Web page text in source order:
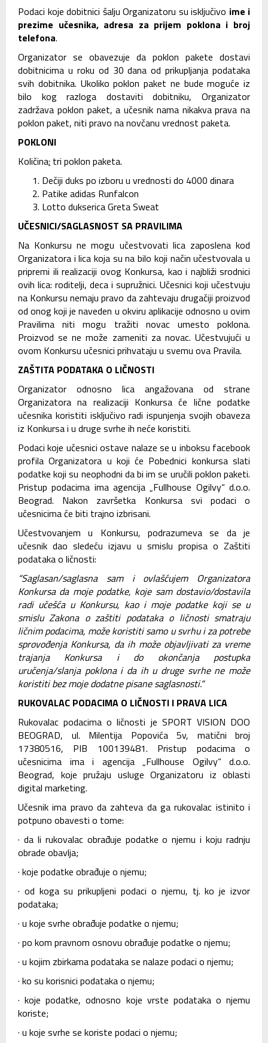
Podaci koje dobitnici šalju Organizatoru su isključivo ime i
prezime učesnika, adresa za prijem poklona i broj
telefona.
Organizator se obavezuje da poklon pakete dostavi
dobitnicima u roku od 30 dana od prikupljanja podataka
svih dobitnika. Ukoliko poklon paket ne bude moguće iz
bilo kog razloga dostaviti dobitniku, Organizator
zadržava poklon paket, a učesnik nama nikakva prava na
poklon paket, niti pravo na novčanu vrednost paketa.
POKLONI
Količina: tri poklon paketa.
Dečiji duks po izboru u vrednosti do 4000 dinara
Patike adidas Runfalcon
Lotto dukserica Greta Sweat
UČESNICI/SAGLASNOST SA PRAVILIMA
Na Konkursu ne mogu učestvovati lica zaposlena kod
Organizatora i lica koja su na bilo koji način učestvovala u
pripremi ili realizaciji ovog Konkursa, kao i najbliži srodnici
ovih lica: roditelji, deca i supružnici. Učesnici koji učestvuju
na Konkursu nemaju pravo da zahtevaju drugačiji proizvod
od onog koji je naveden u okviru aplikacije odnosno u ovim
Pravilima niti mogu tražiti novac umesto poklona.
Proizvod se ne može zameniti za novac. Učestvujući u
ovom Konkursu učesnici prihvataju u svemu ova Pravila.
ZAŠTITA PODATAKA O LIČNOSTI
Organizator odnosno lica angažovana od strane
Organizatora na realizaciji Konkursa će lične podatke
učesnika koristiti isključivo radi ispunjenja svojih obaveza
iz Konkursa i u druge svrhe ih neće koristiti.
Podaci koje učesnici ostave nalaze se u inboksu facebook
profila Organizatora u koji će Pobednici konkursa slati
podatke koji su neophodni da bi im se uručili poklon paketi.
Pristup podacima ima agencija „Fullhouse Ogilvy“ d.o.o.
Beograd. Nakon završetka Konkursa svi podaci o
učesnicima će biti trajno izbrisani.
Učestvovanjem u Konkursu, podrazumeva se da je
učesnik dao sledeću izjavu u smislu propisa o Zaštiti
podataka o ličnosti:
“Saglasan/saglasna sam i ovlašćujem Organizatora
Konkursa da moje podatke, koje sam dostavio/dostavila
radi učešća u Konkursu, kao i moje podatke koji se u
smislu Zakona o zaštiti podataka o ličnosti smatraju
ličnim podacima, može koristiti samo u svrhu i za potrebe
sprovođenja Konkursa, da ih može objavljivati za vreme
trajanja Konkursa i do okončanja postupka
uručenja/slanja poklona i da ih u druge svrhe ne može
koristiti bez moje dodatne pisane saglasnosti.“
RUKOVALAC PODACIMA O LIČNOSTI I PRAVA LICA
Rukovalac podacima o ličnosti je SPORT VISION DOO
BEOGRAD, ul. Milentija Popovića 5v, matični broj
17380516, PIB 100139481. Pristup podacima o
učesnicima ima i agencija „Fullhouse Ogilvy“ d.o.o.
Beograd, koje pružaju usluge Organizatoru iz oblasti
digital marketing.
Učesnik ima pravo da zahteva da ga rukovalac istinito i
potpuno obavesti o tome:
· da li rukovalac obrađuje podatke o njemu i koju radnju
obrade obavlja;
· koje podatke obrađuje o njemu;
· od koga su prikupljeni podaci o njemu, tj. ko je izvor
podataka;
· u koje svrhe obrađuje podatke o njemu;
· po kom pravnom osnovu obrađuje podatke o njemu;
· u kojim zbirkama podataka se nalaze podaci o njemu;
· ko su korisnici podataka o njemu;
· koje podatke, odnosno koje vrste podataka o njemu
koriste;
· u koje svrhe se koriste podaci o njemu;